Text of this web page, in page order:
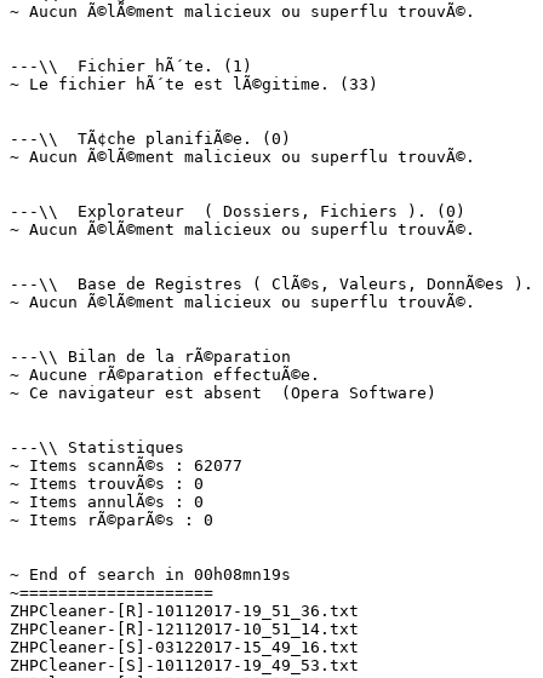
~ Aucun Ã©lÃ©ment malicieux ou superflu trouvÃ©.
---\\  Fichier hÃ´te. (1)
~ Le fichier hÃ´te est lÃ©gitime. (33)
---\\  TÃ¢che planifiÃ©e. (0)
~ Aucun Ã©lÃ©ment malicieux ou superflu trouvÃ©.
---\\  Explorateur  ( Dossiers, Fichiers ). (0)
~ Aucun Ã©lÃ©ment malicieux ou superflu trouvÃ©.
---\\  Base de Registres ( ClÃ©s, Valeurs, DonnÃ©es ).
~ Aucun Ã©lÃ©ment malicieux ou superflu trouvÃ©.
---\\ Bilan de la rÃ©paration
~ Aucune rÃ©paration effectuÃ©e.
~ Ce navigateur est absent  (Opera Software)
---\\ Statistiques
~ Items scannÃ©s : 62077
~ Items trouvÃ©s : 0
~ Items annulÃ©s : 0
~ Items rÃ©parÃ©s : 0
~ End of search in 00h08mn19s
~====================
ZHPCleaner-[R]-10112017-19_51_36.txt
ZHPCleaner-[R]-12112017-10_51_14.txt
ZHPCleaner-[S]-03122017-15_49_16.txt
ZHPCleaner-[S]-10112017-19_49_53.txt